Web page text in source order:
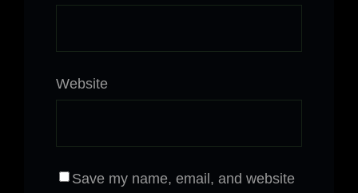
Website
Save my name, email, and website